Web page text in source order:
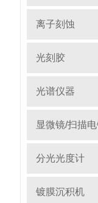
离子刻蚀
光刻胶
光谱仪器
显微镜/扫描
分光光度计
镀膜沉积机